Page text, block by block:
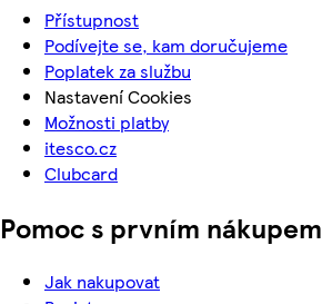
Přístupnost
Podívejte se, kam doručujeme
Poplatek za službu
Nastavení Cookies
Možnosti platby
itesco.cz
Clubcard
Pomoc s prvním nákupem
Jak nakupovat